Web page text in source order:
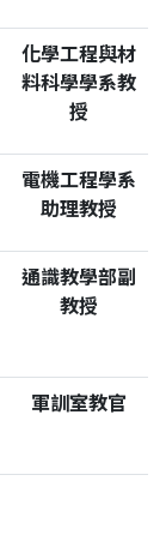
化學工程與材
料科學學系教
授
電機工程學系
助理教授
通識教學部副
教授
軍訓室教官